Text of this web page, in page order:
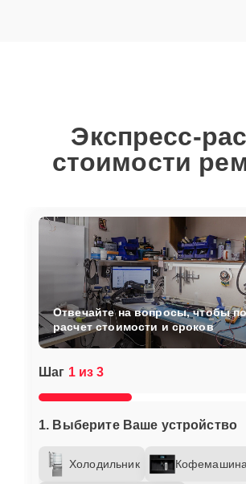
Экспресс-
стоимости
Шаг 1 из 3
1. Выберите Ваше устройство
Холодильник Кофемашина
Отвечайте на вопросы, чтобы
расчет стоимости и сроков